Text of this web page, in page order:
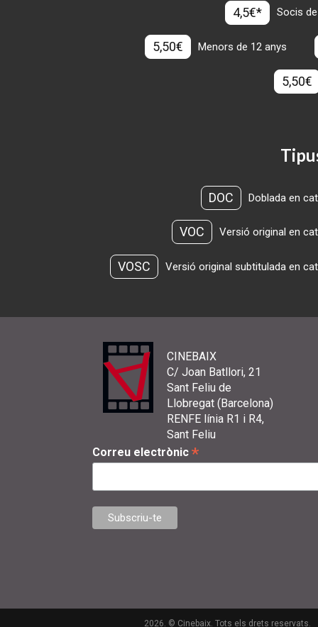
4,5€* Socis
5,50€ Menors de 12 anys
5,50€
DOC Doblada en
VOC Versió original en
VOSC Versió original subtitulada en
CINEBAIX
C/ Joan Batllori, 21
Sant Feliu de
Llobregat (Barcelona)
RENFE línia R1 i R4,
Sant Feliu
Correu electrònic *
2026. © Cinebaix. Tots els drets reservats.